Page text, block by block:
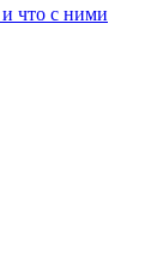
и что с ними